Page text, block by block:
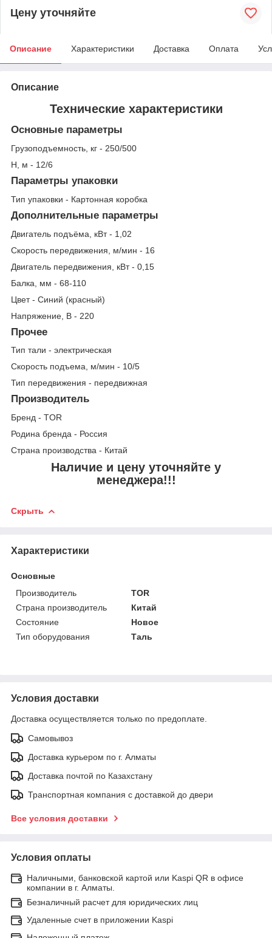
Цену уточняйте
Описание Характеристики Доставка Оплата
Описание
Технические характеристики
Основные параметры
Грузоподъемность, кг - 250/500
Н, м - 12/6
Параметры упаковки
Тип упаковки - Картонная коробка
Дополнительные параметры
Двигатель подъёма, кВт - 1,02
Скорость передвижения, м/мин - 16
Двигатель передвижения, кВт - 0,15
Балка, мм - 68-110
Цвет - Синий (красный)
Напряжение, В - 220
Прочее
Тип тали - электрическая
Скорость подъема, м/мин - 10/5
Тип передвижения - передвижная
Производитель
Бренд - TOR
Родина бренда - Россия
Страна производства - Китай
Наличие и цену уточняйте у
менеджера!!!
Скрыть
Характеристики
Основные
Производитель
TOR
Страна производитель
Китай
Состояние
Новое
Тип оборудования
Таль
Условия доставки
Доставка осуществляется только по предоплате.
Самовывоз
Доставка курьером по г. Алматы
Доставка почтой по Казахстану
Транспортная компания с доставкой до двери
Все условия доставки
Условия оплаты
Наличными, банковской картой или Kaspi QR в офисе
компании в г. Алматы.
Безналичный расчет для юридических лиц
Удаленные счет в приложении Kaspi